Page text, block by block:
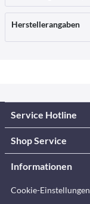
Herstellerangaben
Service Hotline
Shop Service
Informationen
Cookie-Einstellungen